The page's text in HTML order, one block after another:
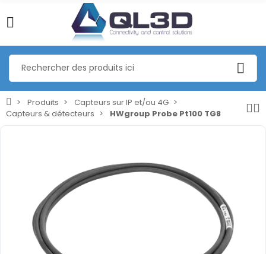
Produits
Capteurs sur IP et/ou 4G
Capteurs & détecteurs
HWgroup Probe Pt100 TG8